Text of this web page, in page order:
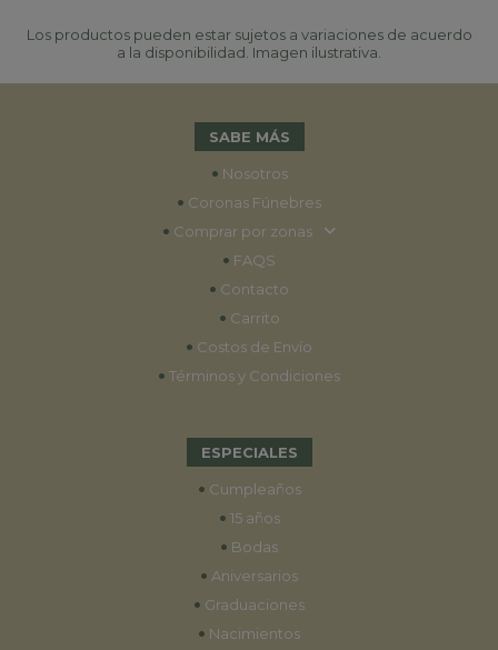
Los productos pueden estar sujetos a variaciones de acuerdo
a la disponibilidad. Imagen ilustrativa.
SABE MÁS
• Nosotros
• Coronas Fúnebres
• Comprar por zonas
• FAQS
• Contacto
• Carrito
• Costos de Envío
• Términos y Condiciones
ESPECIALES
• Cumpleaños
• 15 años
• Bodas
• Aniversarios
• Graduaciones
• Nacimientos